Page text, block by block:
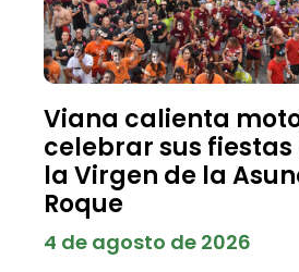
Viana calienta
celebrar sus fiestas
la Virgen de la
Roque
4 de agosto de 2026